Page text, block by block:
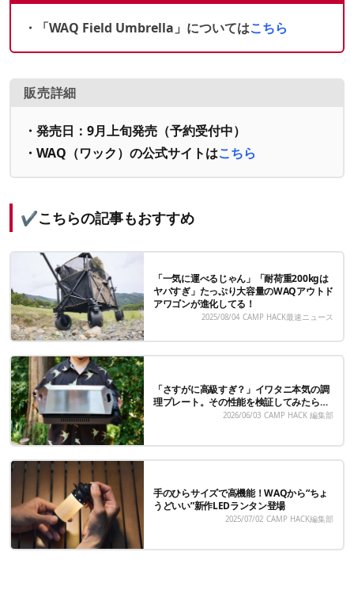
・「WAQ Field Umbrella」についてはこちら
販売詳細
・発売日：9月上旬発売（予約受付中）
・ WAQ （ワック）の公式サイトはこちら
✔️こちらの記事もおすすめ
「一気に運べるじゃん」「耐荷重200kgは
ヤバすぎ」たっぷり大容量のWAQアウトド
アワゴンが進化してる！
2025/08/04 CAMP HACK最速ニュース
「さすがに高級すぎ？」イワタニ本気の調
理プレート。その性能を検証してみたら…
2026/06/03 CAMP HACK 編集部
手のひらサイズで高機能！WAQから“ちょ
うどいい”新作LEDランタン登場
2025/07/02 CAMP HACK編集部